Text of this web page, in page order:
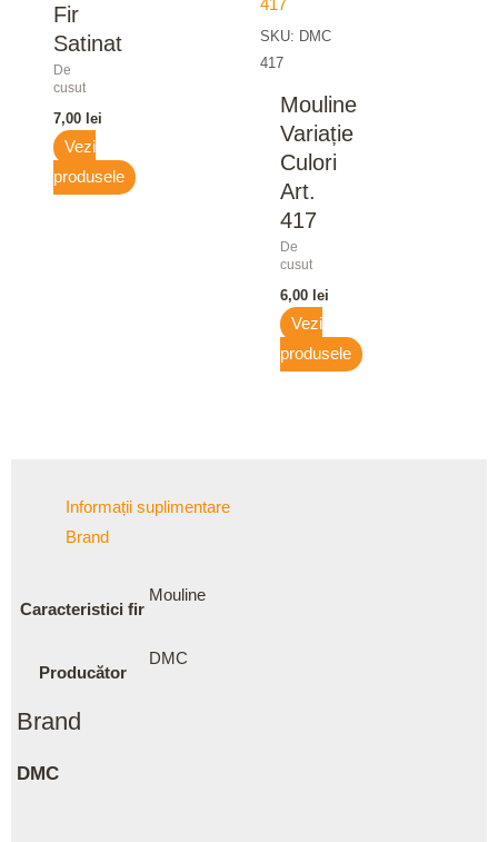
Fir
Satinat
De
cusut
7,00 lei
Vezi
produsele
SKU: DMC
417
Mouline
Variație
Culori
Art.
417
De
cusut
6,00 lei
Vezi
produsele
Informații suplimentare
Brand
Caracteristici fir
Mouline
Producător
DMC
Brand
DMC